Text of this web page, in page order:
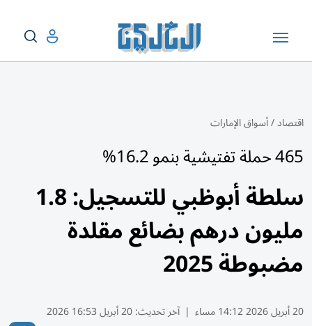
اقتصاد/أسواق الإمارات
465 حملة تفتيشية بنمو 16.2%
سلطة أبوظبي للتسجيل: 1.8
مليون درهم بضائع مقلدة
مضبوطة 2025
20 أبريل 2026 14:12 مساء | آخر تحديث:20 أبريل 16:53 2026